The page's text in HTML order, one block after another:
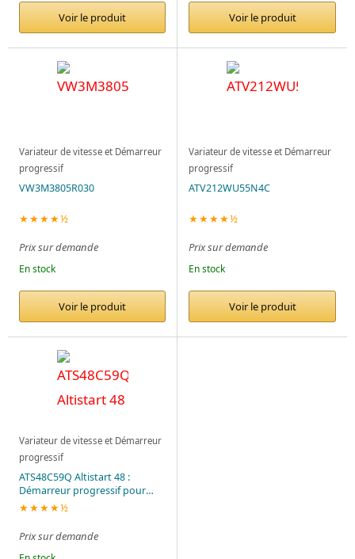
Voir le produit Voir le produit
Variateur de vitesse et Démarreur
progressif
VW3M3805R030
★★★★½
Prix sur demande
En stock
Voir le produit
Variateur de vitesse et Démarreur
progressif
ATV212WU55N4C
★★★★½
Prix sur demande
En stock
Voir le produit
Variateur de vitesse et Démarreur
progressif
ATS48C59Q Altistart 48 :
Démarreur progressif pour
moteurs asynchrones 590A
★★★★½
Prix sur demande